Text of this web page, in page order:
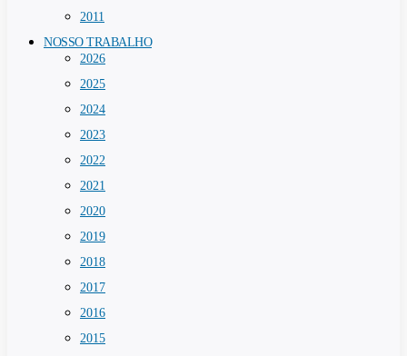
2011
NOSSO TRABALHO
2026
2025
2024
2023
2022
2021
2020
2019
2018
2017
2016
2015